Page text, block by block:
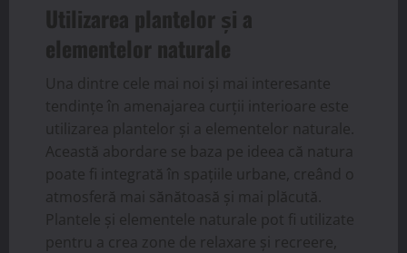
Utilizarea plantelor și a
elementelor naturale
Una dintre cele mai noi și mai interesante
tendințe în amenajarea curții interioare este
utilizarea plantelor și a elementelor naturale.
Această abordare se baza pe ideea că natura
poate fi integrată în spațiile urbane, creând o
atmosferă mai sănătoasă și mai plăcută.
Plantele și elementele naturale pot fi utilizate
pentru a crea zone de relaxare și recreere,